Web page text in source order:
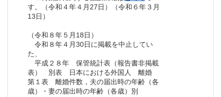
す。（令和４年４月27日）（令和６年３月
13日）
（令和８年５月18日）
令和８年４月30日に掲載を中止してい
た、
平成２８年 保管統計表（報告書非掲載
表） 別表 日本における外国人 離婚
第１表 離婚件数，夫の届出時の年齢（各
歳）・妻の届出時の年齢（各歳）別